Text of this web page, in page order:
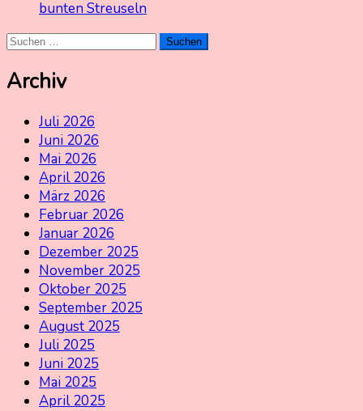
bunten Streuseln
Suchen
Archiv
Juli 2026
Juni 2026
Mai 2026
April 2026
März 2026
Februar 2026
Januar 2026
Dezember 2025
November 2025
Oktober 2025
September 2025
August 2025
Juli 2025
Juni 2025
Mai 2025
April 2025